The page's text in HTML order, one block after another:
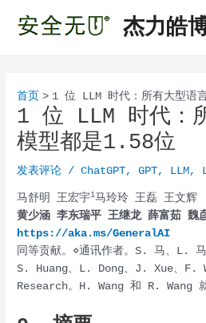
杰力皓
首页 1 位 LLM 时代：所有大型语
1 位 LLM 时代：
模型都是1.58位
发表评论 /ChatGPT,GPT, LLM,
马舒明 王宏宇1马玲玲 王磊 王文辉
黄少涵 李东瑞平 王继龙 薛富茹 魏
https://aka.ms/GeneralAI
同等贡献。⋄通讯作者。S. 马、L. 马
S. Huang、L. Dong、J. Xue、
Research。H. Wang 和 R. Wang 就